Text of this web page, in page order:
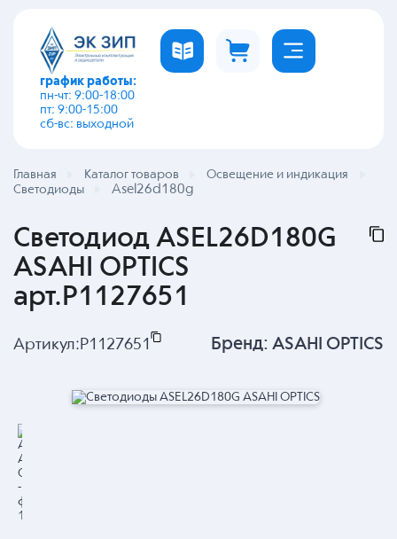
график работы:
пн-чт: 9:00-18:00
пт: 9:00-15:00
сб-вс: выходной
Главная Каталог товаров
Освещение и индикация
Светодиоды
Asel26d180g
Светодиод ASEL26D180G
ASAHI OPTICS
арт.P1127651
Артикул: P1127651 Бренд: ASAHI OPTICS